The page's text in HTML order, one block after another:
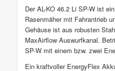
Der AL-KO 46.2 Li SP-W ist
Rasenmäher mit Fahrantrieb
Gehäuse ist aus robusten
MaxAirflow Auswurfkanal.
SP-W mit einem bzw. zwei
Ein kraftvoller EnergyFlex